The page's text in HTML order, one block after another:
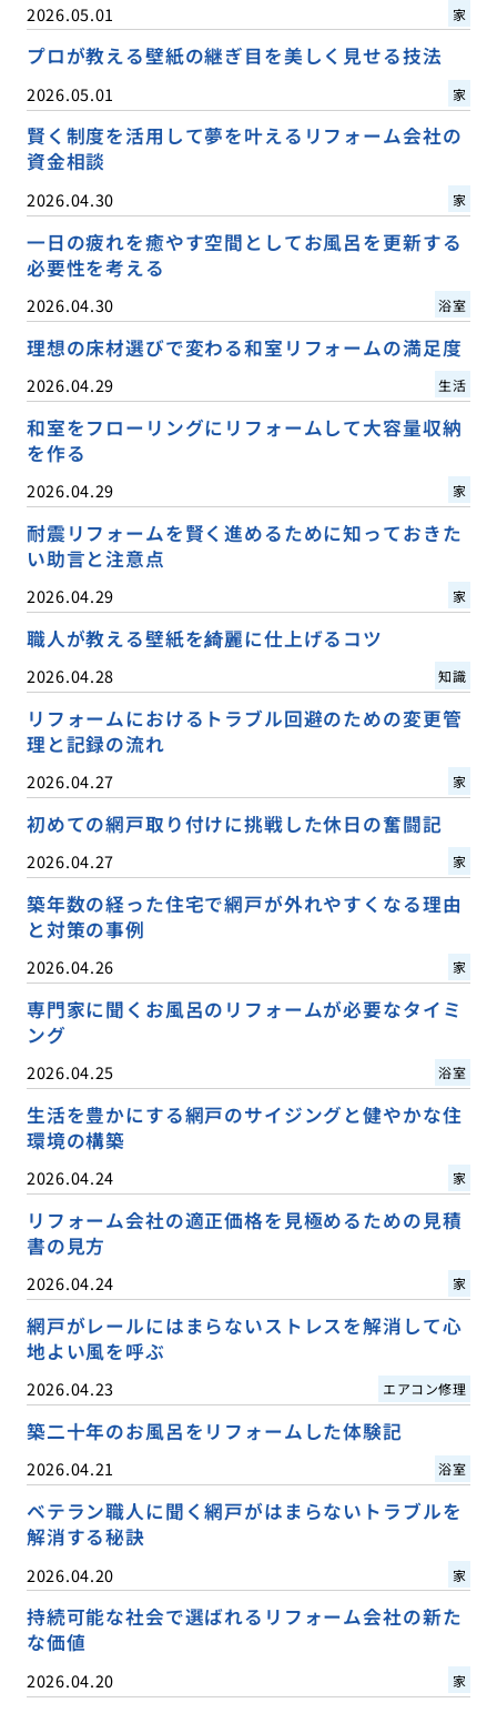
2026.05.01 家
プロが教える壁紙の継ぎ目を美しく見せる技法
2026.05.01 家
賢く制度を活用して夢を叶えるリフォーム会社の
資金相談
2026.04.30 家
一日の疲れを癒やす空間としてお風呂を更新する
必要性を考える
2026.04.30 浴室
理想の床材選びで変わる和室リフォームの満足度
2026.04.29 生活
和室をフローリングにリフォームして大容量収納
を作る
2026.04.29 家
耐震リフォームを賢く進めるために知っておきた
い助言と注意点
2026.04.29 家
職人が教える壁紙を綺麗に仕上げるコツ
2026.04.28 知識
リフォームにおけるトラブル回避のための変更管
理と記録の流れ
2026.04.27 家
初めての網戸取り付けに挑戦した休日の奮闘記
2026.04.27 家
築年数の経った住宅で網戸が外れやすくなる理由
と対策の事例
2026.04.26 家
専門家に聞くお風呂のリフォームが必要なタイミ
ング
2026.04.25 浴室
生活を豊かにする網戸のサイジングと健やかな住
環境の構築
2026.04.24 家
リフォーム会社の適正価格を見極めるための見積
書の見方
2026.04.24 家
網戸がレールにはまらないストレスを解消して心
地よい風を呼ぶ
2026.04.23 エアコン修理
築二十年のお風呂をリフォームした体験記
2026.04.21 浴室
ベテラン職人に聞く網戸がはまらないトラブルを
解消する秘訣
2026.04.20 家
持続可能な社会で選ばれるリフォーム会社の新た
な価値
2026.04.20 家